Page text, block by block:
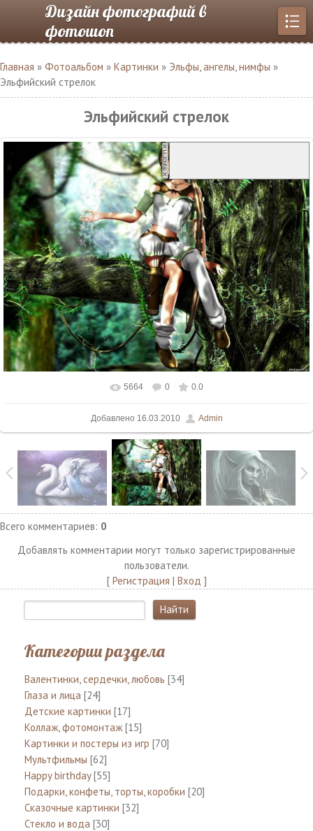
Дизайн фотографий в
фотошоп
Главная » Фотоальбом » Картинки » Эльфы, ангелы, нимфы »
Эльфийский стрелок
Эльфийский стрелок
В реальном размере 1500x1125
5664 0 0.0
Добавлено 16.03.2010 Admin
Всего комментариев: 0
Добавлять комментарии могут только зарегистрированные
пользователи.
[ Регистрация | Вход ]
Категории раздела
Валентинки, сердечки, любовь [34]
Глаза и лица [24]
Детские картинки [17]
Коллаж, фотомонтаж [15]
Картинки и постеры из игр [70]
Мультфильмы [62]
Happy birthday [55]
Подарки, конфеты, торты, коробки [20]
Сказочные картинки [32]
Стекло и вода [30]